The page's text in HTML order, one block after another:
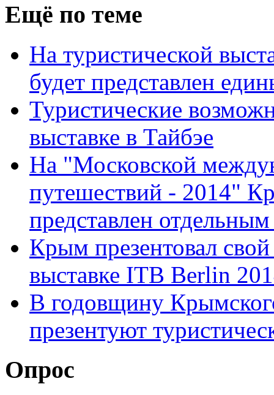
Ещё по теме
На туристической
будет представлен
Туристические
выставке в Тайбэе
На "Московской
путешествий - 2014"
представлен
Крым презентовал
выставке ITB Berlin
В годовщину
презентуют
Опрос